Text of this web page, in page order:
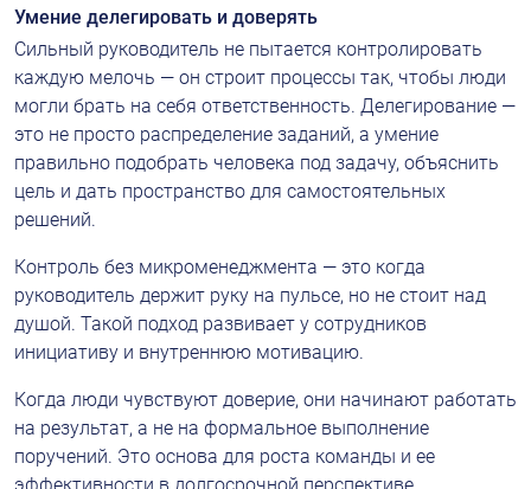
Умение делегировать и доверять
Сильный руководитель не пытается контролировать
каждую мелочь — он строит процессы так, чтобы люди
могли брать на себя ответственность. Делегирование —
это не просто распределение заданий, а умение
правильно подобрать человека под задачу, объяснить
цель и дать пространство для самостоятельных
решений.
Контроль без микроменеджмента — это когда
руководитель держит руку на пульсе, но не стоит над
душой. Такой подход развивает у сотрудников
инициативу и внутреннюю мотивацию.
Когда люди чувствуют доверие, они начинают работать
на результат, а не на формальное выполнение
поручений. Это основа для роста команды и ее